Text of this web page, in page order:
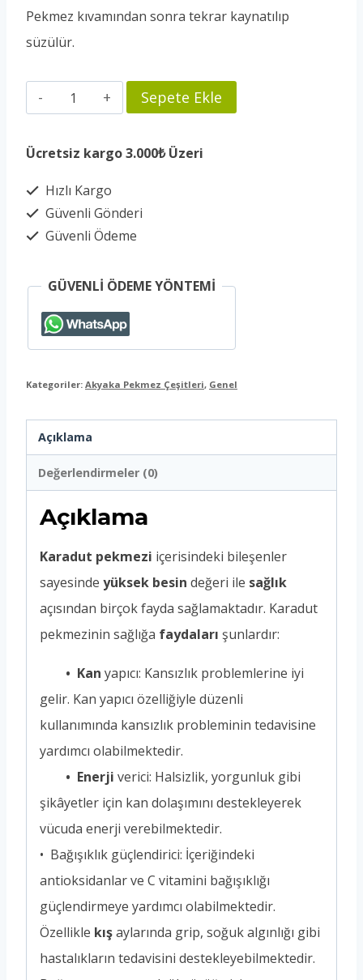
₺300.00.
Pekmez kıvamından sonra tekrar kaynatılıp
süzülür.
Akyaka
Karadut
Pekmezi
ml.
adet
Sepete Ekle
Ücretsiz kargo 3.000₺ Üzeri
Hızlı Kargo
Güvenli Gönderi
Güvenli Ödeme
GÜVENLİ ÖDEME YÖNTEMİ
Kategoriler: Akyaka Pekmez Çeşitleri, Genel
Açıklama
Değerlendirmeler (0)
Açıklama
Karadut pekmezi içerisindeki bileşenler
sayesinde yüksek besin değeri ile sağlık
açısından birçok fayda sağlamaktadır. Karadut
pekmezinin sağlığa faydaları şunlardır:
• Kan yapıcı: Kansızlık problemlerine iyi
gelir. Kan yapıcı özelliğiyle düzenli
kullanımında kansızlık probleminin tedavisine
yardımcı olabilmektedir.
• Enerji verici: Halsizlik, yorgunluk gibi
şikâyetler için kan dolaşımını destekleyerek
vücuda enerji verebilmektedir.
• Bağışıklık güçlendirici: İçeriğindeki
antioksidanlar ve C vitamini bağışıklığı
güçlendirmeye yardımcı olabilmektedir.
Özellikle kışaylarında grip, soğuk algınlığı gibi
hastalıkların tedavisini destekleyebilmektedir.